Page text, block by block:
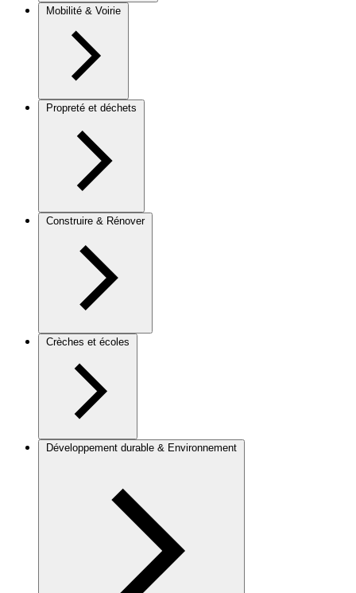
Mobilité & Voirie
Propreté et déchets
Construire & Rénover
Crèches et écoles
Développement durable & Environnement